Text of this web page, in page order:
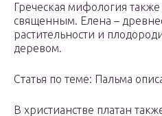
Греческая мифология также
священным. Елена –
растительности и
деревом.
Статья по теме: Пальма
В христианстве платан